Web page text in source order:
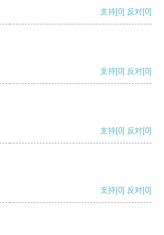
支持[0] 反对[0]
支持[0] 反对[0]
支持[0] 反对[0]
支持[0] 反对[0]